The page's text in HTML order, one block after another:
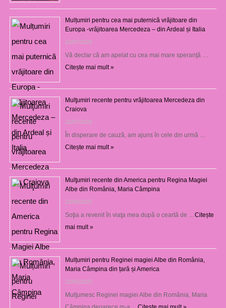
Mulțumiri pentru cea mai puternică vrăjitoare din
Europa -vrăjitoarea Mercedeza – din Ardeal și Italia
23/07/2026
Vă declar că am apelat cu cea mai mare speranţă …
Citește mai mult »
Mulţumiri recente pentru vrăjitoarea Mercedeza din
Craiova
22/07/2026
În disperare de cauză, am ajuns în cele din urmă …
Citește mai mult »
Mulţumiri recente din America pentru Regina Magiei
Albe din România, Maria Câmpina
23/08/2025
Soţia a revenit în viaţa mea după o ceartă de … Citește
mai mult »
Mulțumiri pentru Reginei magiei Albe din România,
Maria Câmpina din țară și America
22/05/2025
Mulţumesc Reginei magiei Albe din România, Maria